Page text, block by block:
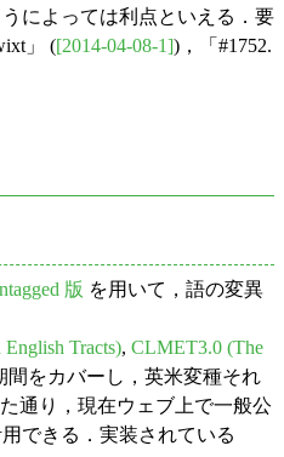
によっては利点といえる．要
」 ([2014-04-08-1])，「#1752.
版 を用いて，語の変異
Tracts), CLMET3.0 (The
間をカバーし，英米変種それ
通り，現在ウェブ上で一般公
できる．実装されている